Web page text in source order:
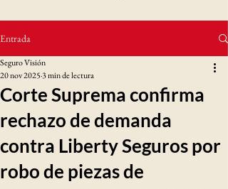
Entrada
Corte Suprema confirma
rechazo de demanda
contra Liberty Seguros por
robo de piezas de
Seguro Visión
20 nov 20253 min de lectura